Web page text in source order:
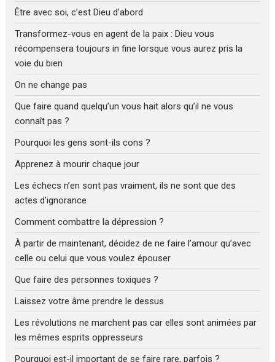
Être avec soi, c’est Dieu d’abord
Transformez-vous en agent de la paix : Dieu vous
récompensera toujours in fine lorsque vous aurez pris la
voie du bien
On ne change pas
Que faire quand quelqu’un vous hait alors qu’il ne vous
connaît pas ?
Pourquoi les gens sont-ils cons ?
Apprenez à mourir chaque jour
Les échecs n’en sont pas vraiment, ils ne sont que des
actes d’ignorance
Comment combattre la dépression ?
À partir de maintenant, décidez de ne faire l’amour qu’avec
celle ou celui que vous voulez épouser
Que faire des personnes toxiques ?
Laissez votre âme prendre le dessus
Les révolutions ne marchent pas car elles sont animées par
les mêmes esprits oppresseurs
Pourquoi est-il important de se faire rare, parfois ?